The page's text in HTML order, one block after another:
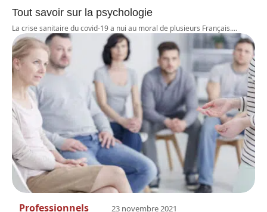
Tout savoir sur la psychologie
La crise sanitaire du covid-19 a nui au moral de plusieurs Français.…
Professionnels 23 novembre 2021